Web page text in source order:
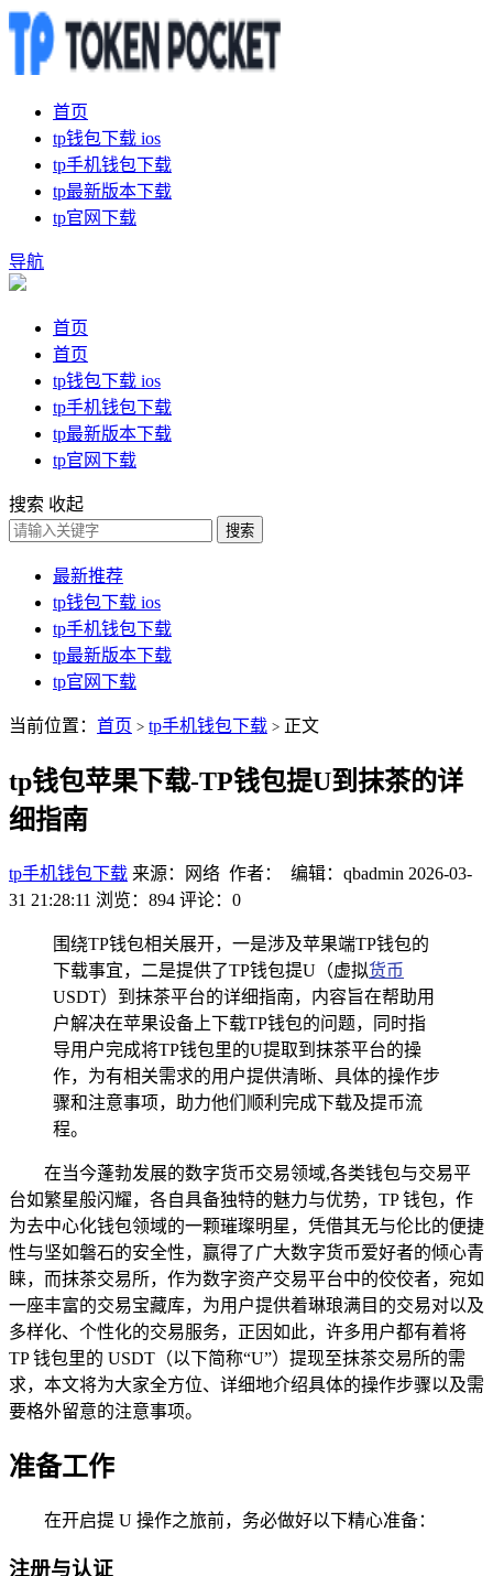
首页
tp钱包下载 ios
tp手机钱包下载
tp最新版本下载
tp官网下载
导航
首页
首页
tp钱包下载 ios
tp手机钱包下载
tp最新版本下载
tp官网下载
搜索 收起
搜索
最新推荐
tp钱包下载 ios
tp手机钱包下载
tp最新版本下载
tp官网下载
当前位置： 首页 > tp手机钱包下载 > 正文
tp钱包苹果下载-TP钱包提U到抹茶的详
细指南
tp手机钱包下载 来源：网络 作者： 编辑：qbadmin 2026-03-
31 21:28:11 浏览：894 评论：0
围绕TP钱包相关展开，一是涉及苹果端TP钱包的
下载事宜，二是提供了TP钱包提U（虚拟货币
USDT）到抹茶平台的详细指南，内容旨在帮助用
户解决在苹果设备上下载TP钱包的问题，同时指
导用户完成将TP钱包里的U提取到抹茶平台的操
作，为有相关需求的用户提供清晰、具体的操作步
骤和注意事项，助力他们顺利完成下载及提币流
程。
在当今蓬勃发展的数字货币交易领域,各类钱包与交易平
台如繁星般闪耀，各自具备独特的魅力与优势，TP 钱包，作
为去中心化钱包领域的一颗璀璨明星，凭借其无与伦比的便捷
性与坚如磐石的安全性，赢得了广大数字货币爱好者的倾心青
睐，而抹茶交易所，作为数字资产交易平台中的佼佼者，宛如
一座丰富的交易宝藏库，为用户提供着琳琅满目的交易对以及
多样化、个性化的交易服务，正因如此，许多用户都有着将
TP 钱包里的 USDT（以下简称“U”）提现至抹茶交易所的需
求，本文将为大家全方位、详细地介绍具体的操作步骤以及需
要格外留意的注意事项。
准备工作
在开启提 U 操作之旅前，务必做好以下精心准备：
注册与认证